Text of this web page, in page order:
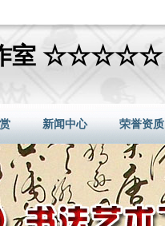
作室 ☆☆☆☆☆
新闻中心 荣誉资质